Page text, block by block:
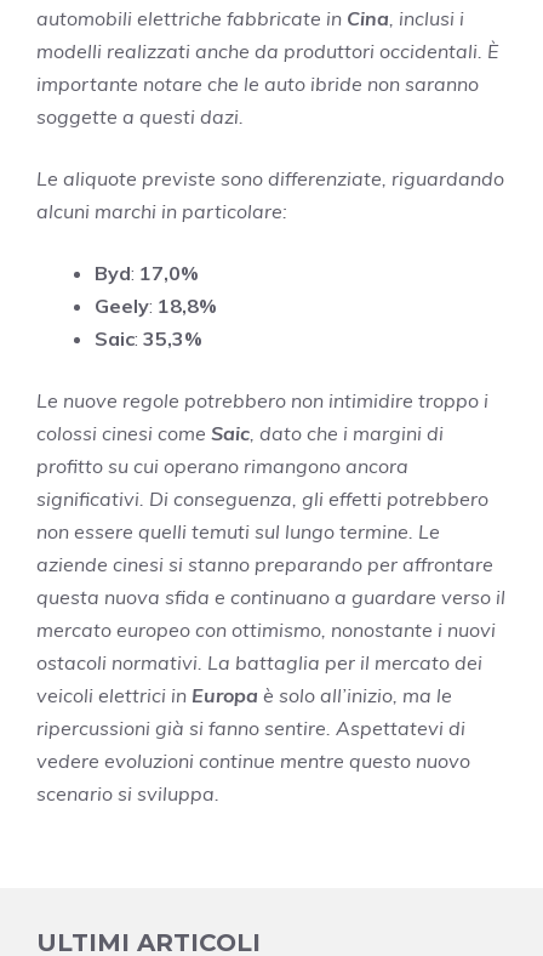
automobili elettriche fabbricate in Cina, inclusi i
modelli realizzati anche da produttori occidentali. È
importante notare che le auto ibride non saranno
soggette a questi dazi.
Le aliquote previste sono differenziate, riguardando
alcuni marchi in particolare:
Byd: 17,0%
Geely: 18,8%
Saic: 35,3%
Le nuove regole potrebbero non intimidire troppo i
colossi cinesi come Saic, dato che i margini di
profitto su cui operano rimangono ancora
significativi. Di conseguenza, gli effetti potrebbero
non essere quelli temuti sul lungo termine. Le
aziende cinesi si stanno preparando per affrontare
questa nuova sfida e continuano a guardare verso il
mercato europeo con ottimismo, nonostante i nuovi
ostacoli normativi. La battaglia per il mercato dei
veicoli elettrici in Europa è solo all’inizio, ma le
ripercussioni già si fanno sentire. Aspettatevi di
vedere evoluzioni continue mentre questo nuovo
scenario si sviluppa.
ULTIMI ARTICOLI